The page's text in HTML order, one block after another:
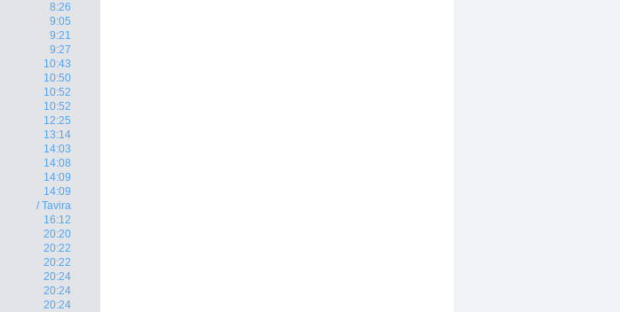
8:26
9:05
9:21
9:27
10:43
10:50
10:52
10:52
12:25
13:14
14:03
14:08
14:09
14:09
/ Tavira
16:12
20:20
20:22
20:22
20:24
20:24
20:24